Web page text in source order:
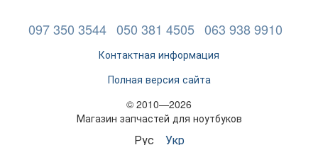
097 350 3544 050 381 4505 063 938 9910
Контактная информация
Полная версия сайта
© 2010—2026
Магазин запчастей для ноутбуков
Рус Укр